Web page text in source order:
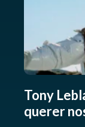
Tony
querer